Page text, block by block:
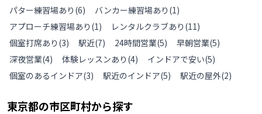
パター練習場あり (6) バンカー練習場あり (1)
アプローチ練習場あり (1) レンタルクラブあり (11)
個室打席あり (3) 駅近(7) 24時間営業(5) 早朝営業(5)
深夜営業(4) 体験レッスンあり (4) インドアで安い(5)
個室のあるインドア(3) 駅近のインドア(5) 駅近の屋外(2)
東京都の市区町村から探す